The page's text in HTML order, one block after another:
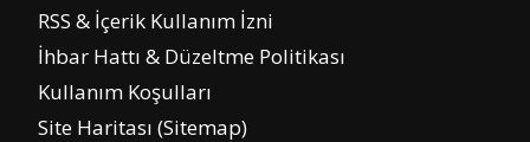
RSS & İçerik Kullanım İzni
İhbar Hattı & Düzeltme Politikası
Kullanım Koşulları
Site Haritası (Sitemap)